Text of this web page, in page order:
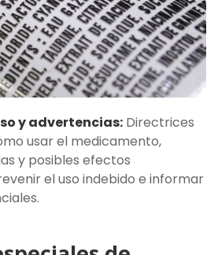
y advertencias: Directrices
usar el medicamento,
y posibles efectos
el uso indebido e informar